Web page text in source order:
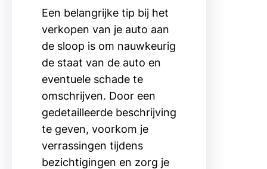
Een belangrijke tip bij het
verkopen van je auto aan
de sloop is om nauwkeurig
de staat van de auto en
eventuele schade te
omschrijven. Door een
gedetailleerde beschrijving
te geven, voorkom je
verrassingen tijdens
bezichtigingen en zorg je